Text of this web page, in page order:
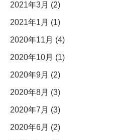
2021年3月 (2)
2021年1月 (1)
2020年11月 (4)
2020年10月 (1)
2020年9月 (2)
2020年8月 (3)
2020年7月 (3)
2020年6月 (2)